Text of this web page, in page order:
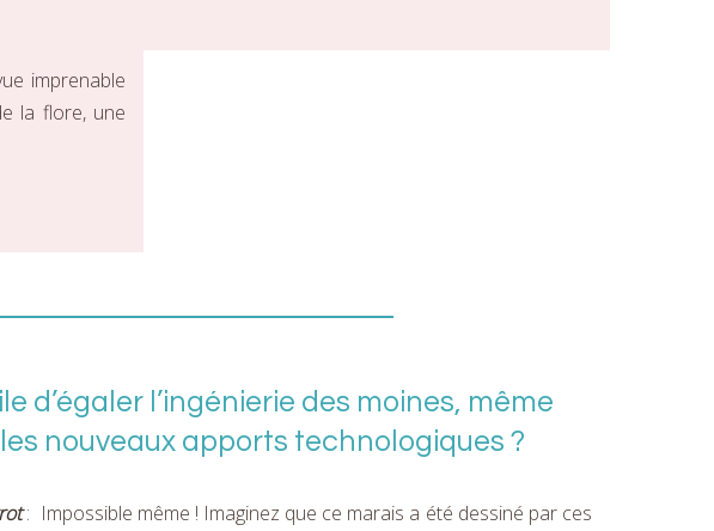
imprenable
la flore, une
d’égaler l’ingénierie des moines, même
nouveaux apports technologiques ?
: Impossible même ! Imaginez que ce marais a été dessiné par ces